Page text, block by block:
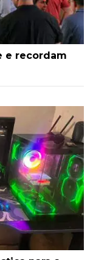
e recordam